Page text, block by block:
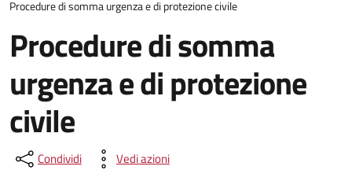
Procedure di somma urgenza e di protezione civile
Procedure di somma
urgenza e di protezione
civile
Condividi Vedi azioni